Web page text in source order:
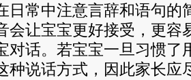
日常中注意言辞和语句的
会让宝宝更好接受，更容
对话。若宝宝一旦习惯了
种说话方式，因此家长应